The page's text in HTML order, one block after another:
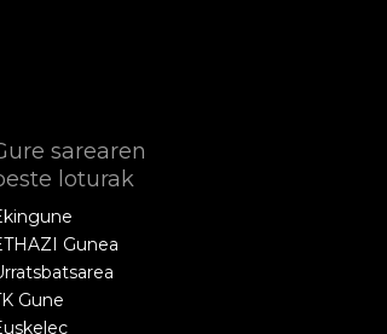
sarearen
loturak
Gunea
Gune